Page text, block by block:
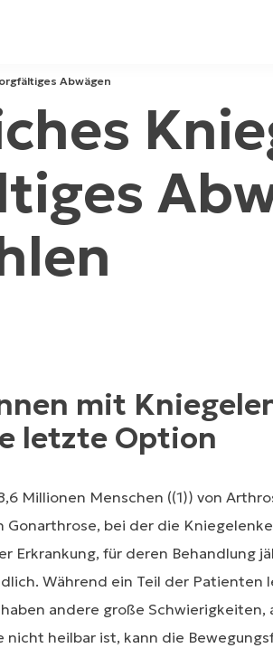
Abwägen
mit
letzte Option
Millionen Menschen ((1)) von
Gonarthrose, bei der die
Erkrankung, für deren Behandlung
Während ein Teil der
andere große Schwierigkeiten,
nicht heilbar ist, kann die